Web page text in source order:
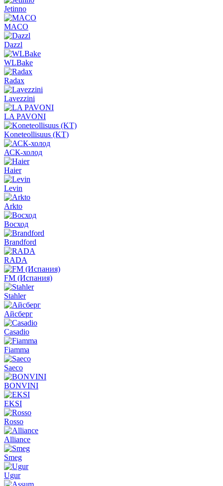
Jetinno
MACO
Dazzl
WLBake
Radax
Lavezzini
LA PAVONI
Koneteollisuus (KT)
АСК-холод
Haier
Levin
Arkto
Восход
Brandford
RADA
FM (Испания)
Stahler
Айсберг
Casadio
Fiamma
Saeco
BONVINI
EKSI
Rosso
Alliance
Smeg
Ugur